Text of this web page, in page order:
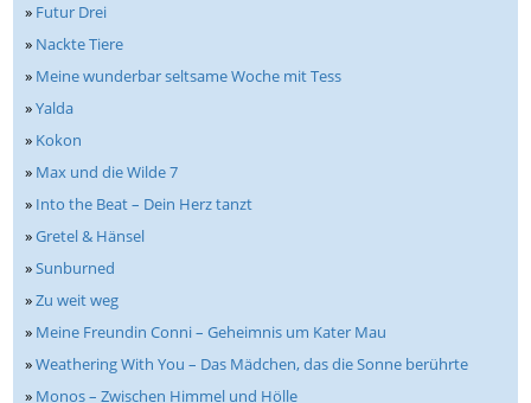
» Futur Drei
» Nackte Tiere
» Meine wunderbar seltsame Woche mit Tess
»Yalda
» Kokon
» Max und die Wilde 7
» Into the Beat – Dein Herz tanzt
»Gretel & Hänsel
»Sunburned
»Zu weit weg
» Meine Freundin Conni – Geheimnis um Kater Mau
»Weathering With You – Das Mädchen, das die Sonne berührte
» Monos – Zwischen Himmel und Hölle